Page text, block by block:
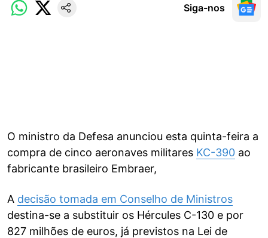
Siga-nos
O ministro da Defesa anunciou esta quinta-feira a
compra de cinco aeronaves militares KC-390 ao
fabricante brasileiro Embraer,
A decisão tomada em Conselho de Ministros
destina-se a substituir os Hércules C-130 e por
827 milhões de euros, já previstos na Lei de